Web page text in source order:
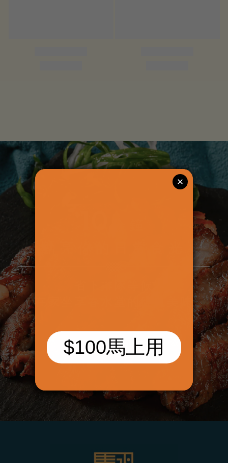
在家坐享春水堂的經典美味
立即帶走春水良品